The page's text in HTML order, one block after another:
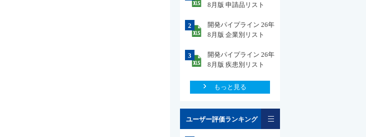
8月版 申請品リスト
2
開発パイプライン 26年
8月版 企業別リスト
3
開発パイプライン 26年
8月版 疾患別リスト
もっと見る
ユーザー評価ランキング